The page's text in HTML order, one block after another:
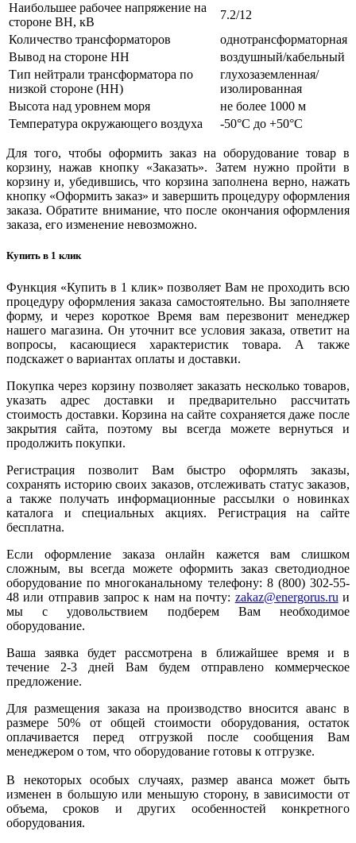
Наибольшее рабочее напряжение на
стороне ВН, кВ
7.2/12
Количество трансформаторов
однотрансформаторная
Вывод на стороне НН
воздушный/кабельный
Тип нейтрали трансформатора по
низкой стороне (НН)
глухозаземленная/
изолированная
Высота над уровнем моря
не более 1000 м
Температура окружающего воздуха
-50°С до +50°С
Для того, чтобы оформить заказ на оборудование товар в
корзину, нажав кнопку «Заказать». Затем нужно пройти в
корзину и, убедившись, что корзина заполнена верно, нажать
кнопку «Оформить заказ» и завершить процедуру оформления
заказа. Обратите внимание, что после окончания оформления
заказа, его изменение невозможно.
Купить в 1 клик
Функция «Купить в 1 клик» позволяет Вам не проходить всю
процедуру оформления заказа самостоятельно. Вы заполняете
форму, и через короткое Время вам перезвонит менеджер
нашего магазина. Он уточнит все условия заказа, ответит на
вопросы, касающиеся характеристик товара. А также
подскажет о вариантах оплаты и доставки.
Покупка через корзину позволяет заказать несколько товаров,
указать адрес доставки и предварительно рассчитать
стоимость доставки. Корзина на сайте сохраняется даже после
закрытия сайта, поэтому вы всегда можете вернуться и
продолжить покупки.
Регистрация позволит Вам быстро оформлять заказы,
сохранять историю своих заказов, отслеживать статус заказов,
а также получать информационные рассылки о новинках
каталога и специальных акциях. Регистрация на сайте
бесплатна.
Если оформление заказа онлайн кажется вам слишком
сложным, вы всегда можете оформить заказ светодиодное
оборудование по многоканальному телефону: 8 (800) 302-55-
48 или отправив запрос к нам на почту: zakaz@energorus.ru и
мы с удовольствием подберем Вам необходимое
оборудование.
Ваша заявка будет рассмотрена в ближайшее время и в
течение 2-3 дней Вам будем отправлено коммерческое
предложение.
Для размещения заказа на производство вносится аванс в
размере 50% от общей стоимости оборудования, остаток
оплачивается перед отгрузкой после сообщения Вам
менеджером о том, что оборудование готовы к отгрузке.
В некоторых особых случаях, размер аванса может быть
изменен в большую или меньшую сторону, в зависимости от
объема, сроков и других особенностей конкретного
оборудования.